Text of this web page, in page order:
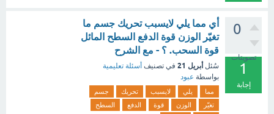
0
تصويتات
1
إجابة
أي مما يلي لايسبب تحريك جسم ما
تغيّر الوزن قوة الدفع السطح المائل
قوة السحب. ؟ - مع الشرح
سُئل أبريل 21 في تصنيف أسئلة تعليمية
بواسطة عبود
مما يلي لايسبب تحريك
جسم
تغيّر
الوزن قوة الدفع
السطح